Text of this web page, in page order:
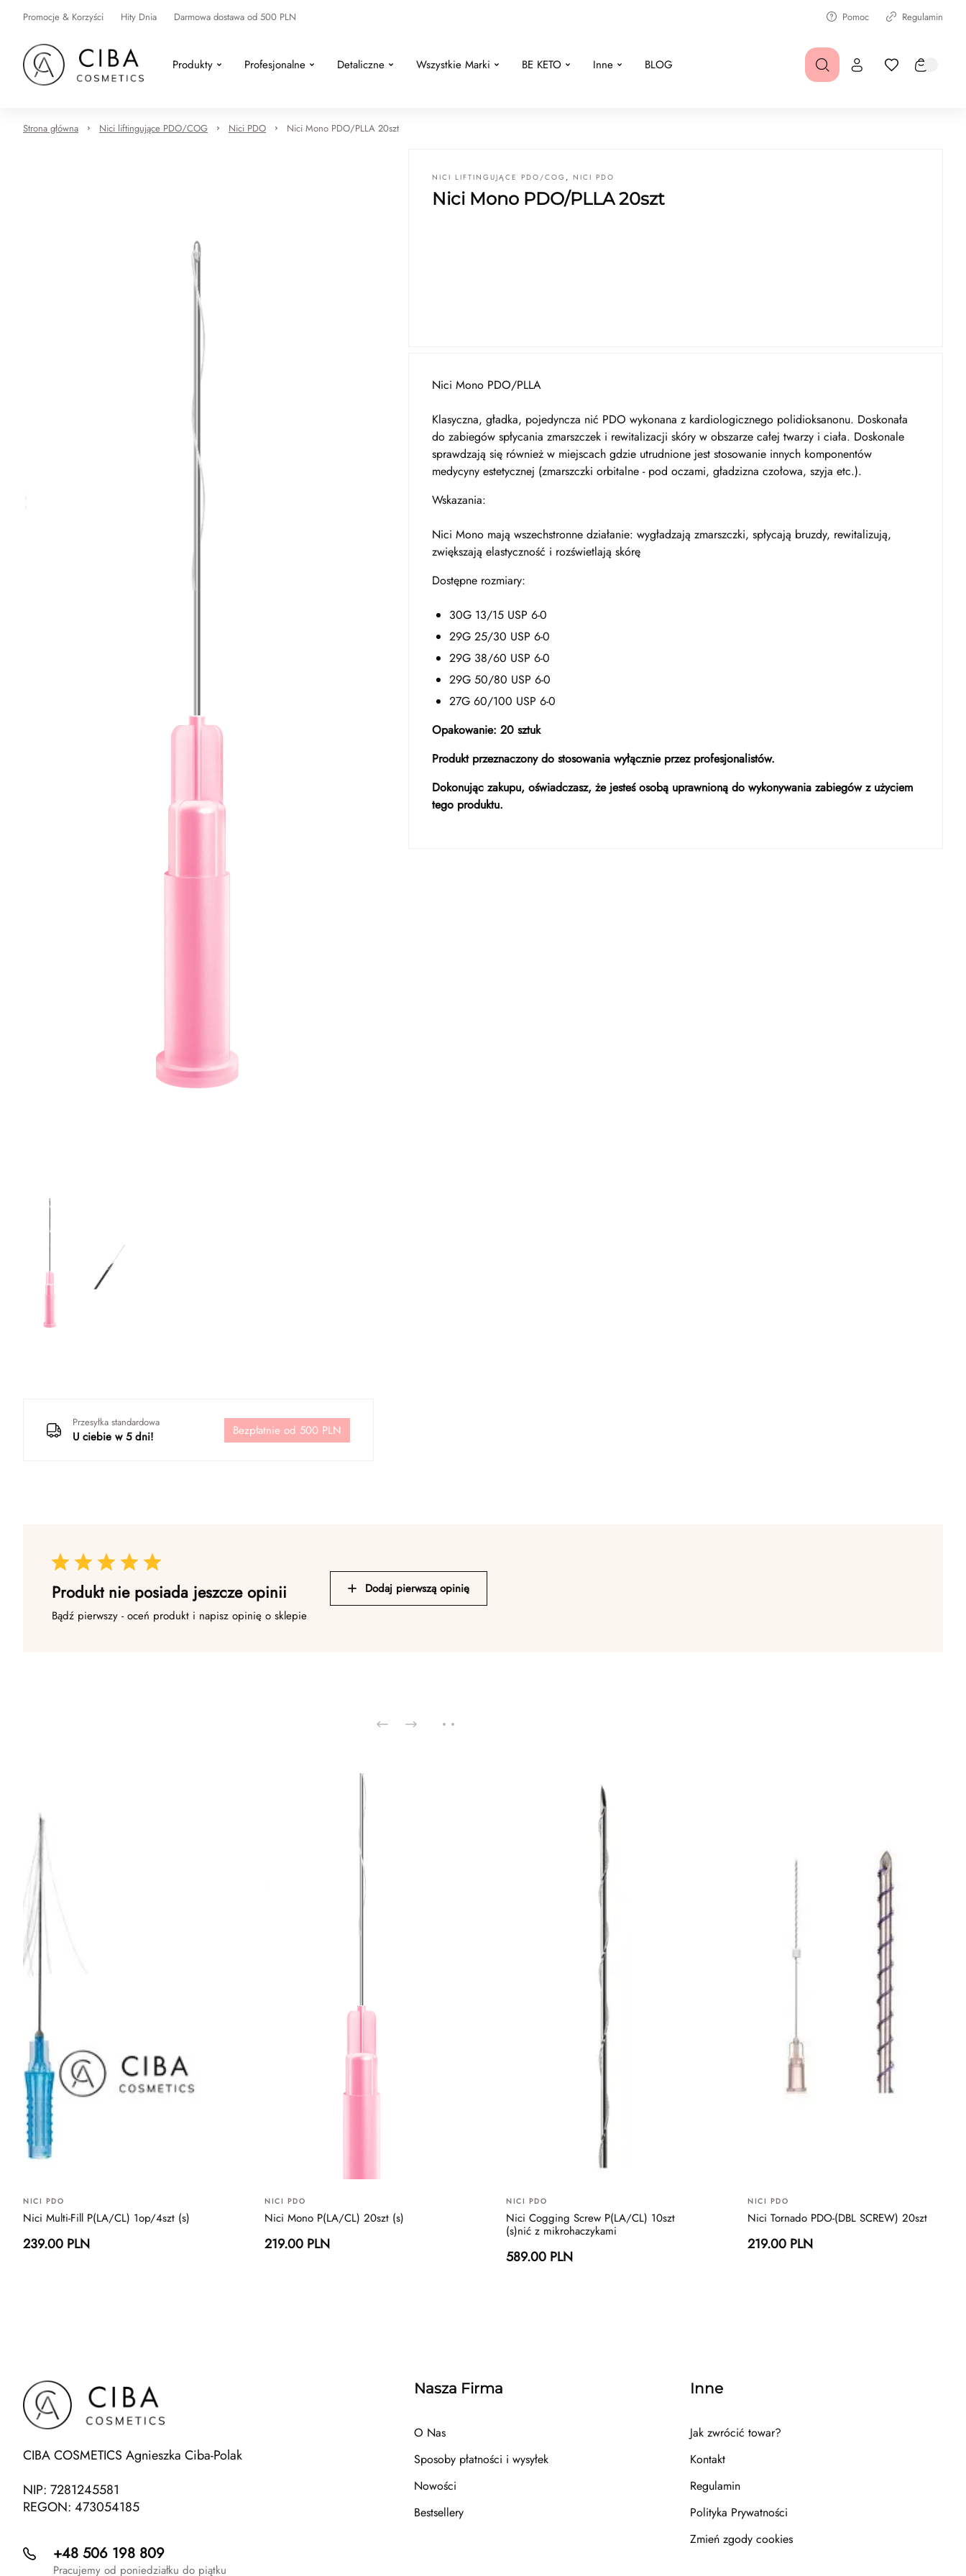
Promocje & Korzyści Hity Dnia Darmowa dostawa od 500 PLN Pomoc Regulamin
Produkty Profesjonalne Detaliczne Wszystkie Marki BE KETO Inne BLOG
Strona główna Nici liftingujące PDO/COG Nici PDO Nici Mono PDO/PLLA 20szt
Przesyłka standardowa
U ciebie w 5 dni! Bezpłatnie od 500 PLN
NICI LIFTINGUJĄCE PDO/COG , NICI PDO
Nici Mono PDO/PLLA 20szt
Nici Mono PDO/PLLA
Klasyczna, gładka, pojedyncza nić PDO wykonana z kardiologicznego polidioksanonu. Doskonała
do zabiegów spłycania zmarszczek i rewitalizacji skóry w obszarze całej twarzy i ciała. Doskonale
sprawdzają się również w miejscach gdzie utrudnione jest stosowanie innych komponentów
medycyny estetycznej (zmarszczki orbitalne - pod oczami, gładzizna czołowa, szyja etc.).
Wskazania:
Nici Mono mają wszechstronne działanie: wygładzają zmarszczki, spłycają bruzdy, rewitalizują,
zwiększają elastyczność i rozświetlają skórę
Dostępne rozmiary:
30G 13/15 USP 6-0
29G 25/30 USP 6-0
29G 38/60 USP 6-0
29G 50/80 USP 6-0
27G 60/100 USP 6-0
Opakowanie: 20 sztuk
Produkt przeznaczony do stosowania wyłącznie przez profesjonalistów.
Dokonując zakupu, oświadczasz, że jesteś osobą uprawnioną do wykonywania zabiegów z użyciem
tego produktu.
Produkt nie posiada jeszcze opinii
Bądź pierwszy - oceń produkt i napisz opinię o sklepie
Dodaj pierwszą opinię
NICI PDO
Nici Multi-Fill P(LA/CL) 1op/4szt (s)
239.00 PLN
NICI PDO
Nici Mono P(LA/CL) 20szt (s)
219.00 PLN
NICI PDO
Nici Cogging Screw P(LA/CL) 10szt
(s)nić z mikrohaczykami
589.00 PLN
NICI PDO
Nici Tornado PDO-(DBL SCREW) 20szt
219.00 PLN
CIBA COSMETICS Agnieszka Ciba-Polak
NIP: 7281245581
REGON: 473054185
+48 506 198 809
Pracujemy od poniedziałku do piątku
Nasza Firma
O Nas
Sposoby płatności i wysyłek
Nowości
Bestsellery
Inne
Jak zwrócić towar?
Kontakt
Regulamin
Polityka Prywatności
Zmień zgody cookies